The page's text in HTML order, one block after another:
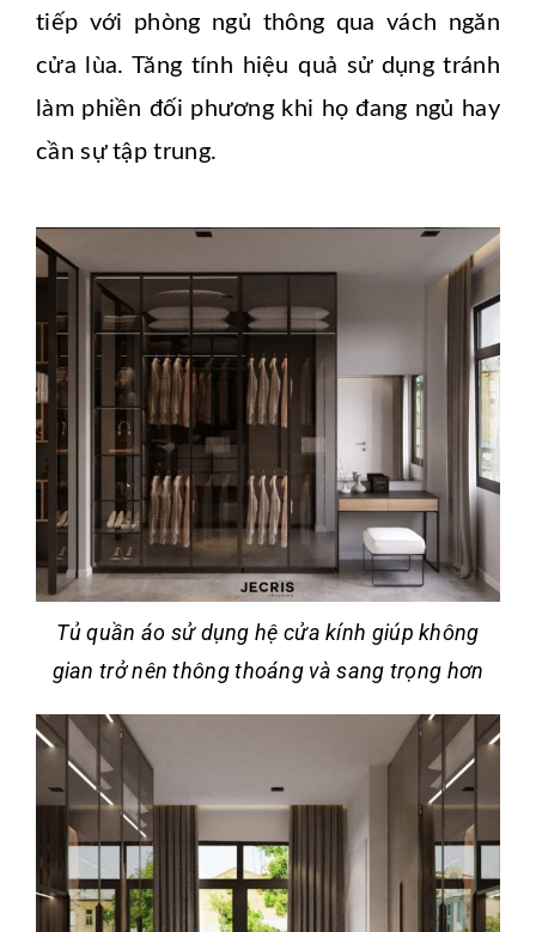
tiếp với phòng ngủ thông qua vách ngăn
cửa lùa. Tăng tính hiệu quả sử dụng tránh
làm phiền đối phương khi họ đang ngủ hay
cần sự tập trung.
Tủ quần áo sử dụng hệ cửa kính giúp không
gian trở nên thông thoáng và sang trọng hơn